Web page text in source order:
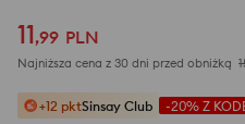
11,99 PLN
Najniższa cena z 30 dni przed obniżką
+12 pktSinsay Club -20% Z